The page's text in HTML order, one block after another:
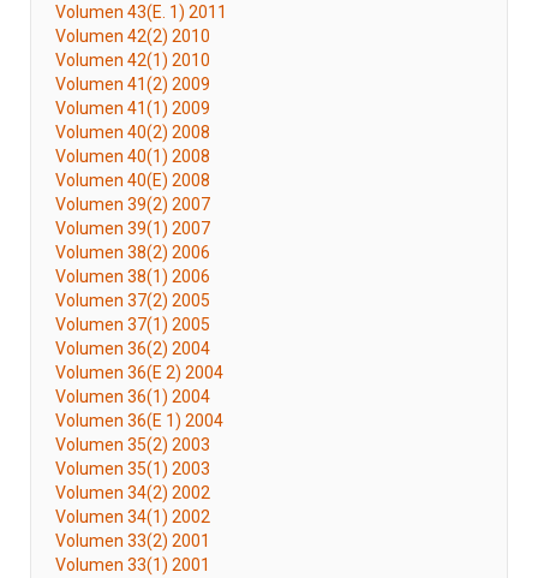
Volumen 43(E. 1) 2011
Volumen 42(2) 2010
Volumen 42(1) 2010
Volumen 41(2) 2009
Volumen 41(1) 2009
Volumen 40(2) 2008
Volumen 40(1) 2008
Volumen 40(E) 2008
Volumen 39(2) 2007
Volumen 39(1) 2007
Volumen 38(2) 2006
Volumen 38(1) 2006
Volumen 37(2) 2005
Volumen 37(1) 2005
Volumen 36(2) 2004
Volumen 36(E 2) 2004
Volumen 36(1) 2004
Volumen 36(E 1) 2004
Volumen 35(2) 2003
Volumen 35(1) 2003
Volumen 34(2) 2002
Volumen 34(1) 2002
Volumen 33(2) 2001
Volumen 33(1) 2001